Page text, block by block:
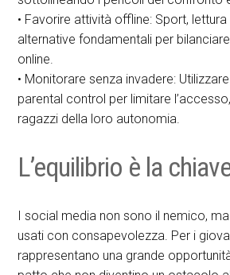
• Favorire attività offline: Sport,
alternative fondamentali per
online.
• Monitorare senza invadere:
parental control per limitare
ragazzi della loro autonomia.
L’equilibrio è la
I social media non sono il nemico,
usati con consapevolezza. Per i
rappresentano una grande